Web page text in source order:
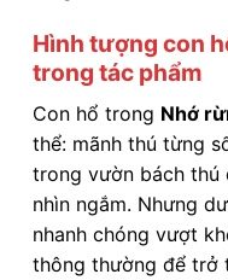
Hình tượng con
trong tác phẩm
Con hổ trong Nhớ
thể: mãnh thú từng
trong vườn bách thú
nhìn ngắm. Nhưng
nhanh chóng vượt
thông thường để trở